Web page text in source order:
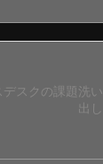
デスクの課題洗い
出し